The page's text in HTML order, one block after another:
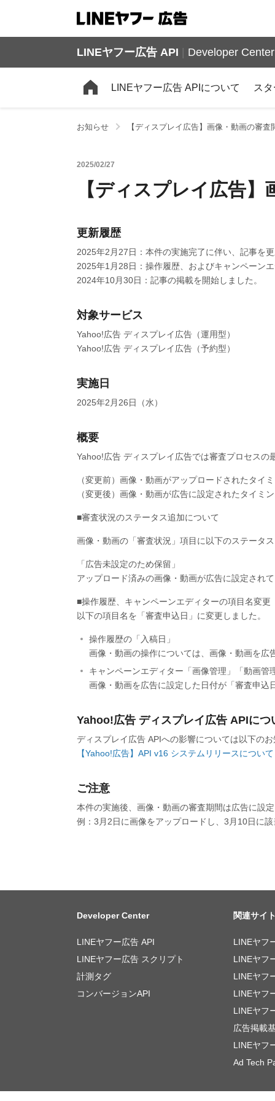
LINEヤフー広告 API Developer Center
LINEヤフー広告 APIについて ス
お知らせ 【ディスプレイ広告】画像・動画の審
2025/02/27
【ディスプレイ広告
更新履歴
2025年2月27日：本件の実施完了に伴い、記事を
2025年1月28日：操作履歴、およびキャンペーン
2024年10月30日：記事の掲載を開始しました。
対象サービス
Yahoo!広告 ディスプレイ広告（運用型）
Yahoo!広告 ディスプレイ広告（予約型）
実施日
2025年2月26日（水）
概要
Yahoo!広告 ディスプレイ広告では審査プロセス
（変更前）画像・動画がアップロードされたタイ
（変更後）画像・動画が広告に設定されたタイミ
■審査状況のステータス追加について
画像・動画の「審査状況」項目に以下のステータ
「広告未設定のため保留」
アップロード済みの画像・動画が広告に設定され
■操作履歴、キャンペーンエディターの項目名変更
以下の項目名を「審査申込日」に変更しました。
操作履歴の「入稿日」
画像・動画の操作については、画像・動画を
キャンペーンエディター「画像管理」「動画管
画像・動画を広告に設定した日付が「審査申込
Yahoo!広告 ディスプレイ広告 APIにつ
ディスプレイ広告 APIへの影響については以下の
【Yahoo!広告】API v16 システムリリースについて
ご注意
本件の実施後、画像・動画の審査期間は広告に設
例：3月2日に画像をアップロードし、3月10日に
Developer Center
LINEヤフー広告 API
LINEヤフー広告 スクリプト
計測タグ
コンバージョンAPI
関連サイ
LINEヤフ
LINEヤフ
LINEヤフ
LINEヤフ
LINEヤフ
広告掲載
LINEヤフ
Ad Tech